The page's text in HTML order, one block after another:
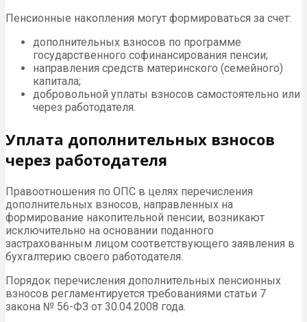
Пенсионные накопления могут формироваться за счет:
дополнительных взносов по программе
государственного софинансирования пенсии;
направления средств материнского (семейного)
капитала;
добровольной уплаты взносов самостоятельно или
через работодателя.
Уплата дополнительных взносов
через работодателя
Правоотношения по ОПС в целях перечисления
дополнительных взносов, направленных на
формирование накопительной пенсии, возникают
исключительно на основании поданного
застрахованным лицом соответствующего заявления в
бухгалтерию своего работодателя.
Порядок перечисления дополнительных пенсионных
взносов регламентируется требованиями статьи 7
закона № 56-ФЗ от 30.04.2008 года.